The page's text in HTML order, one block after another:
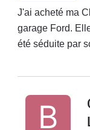
J'ai acheté ma
garage Ford.
été séduite par
Les triangles se
bien
fabrication, on